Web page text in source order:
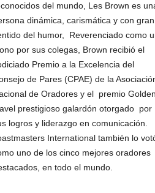
del mundo, Les Brown es
dinámica, carismática y con gran
del humor, Reverenciado como
por sus colegas, Brown recibió el
Premio a la Excelencia del
de Pares (CPAE) de la
de Oradores y el premio Golden
prestigioso galardón otorgado por
logros y liderazgo en comunicación.
International también lo
uno de los cinco mejores oradores
en todo el mundo.